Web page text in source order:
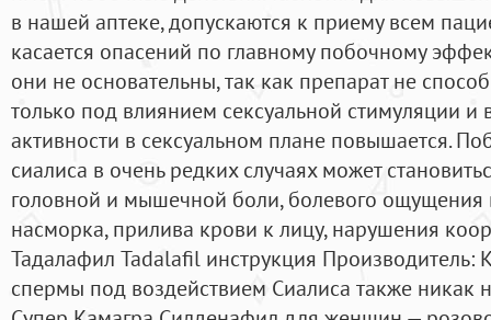
в нашей аптеке, допускаются к приему всем
касается опасений по главному побочному
они не основательны, так как препарат не
только под влиянием сексуальной стимуляции и
активности в сексуальном плане повышается.
сиалиса в очень редких случаях может
головной и мышечной боли, болевого ощущения
насморка, прилива крови к лицу, нарушения
Тадалафил Tadalafil инструкция Производитель:
спермы под воздействием Сиалиса также никак